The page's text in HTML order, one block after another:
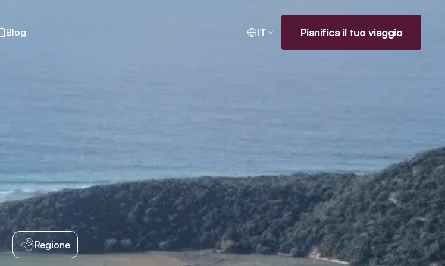
Blog IT Pianifica il tuo viaggio
Regione